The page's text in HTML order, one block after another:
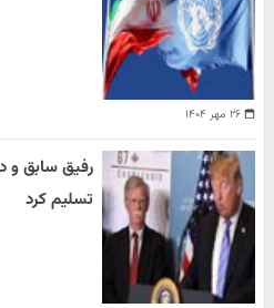
۲۶ مهر ۱۴۰۴
رفیق سابق و
تسلیم کرد